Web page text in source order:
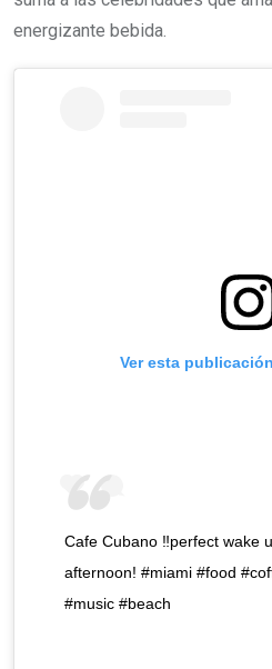
energizante bebida.
Ver esta
Cafe Cubano ‼️perfect wake
afternoon! #miami #food
#music #beach